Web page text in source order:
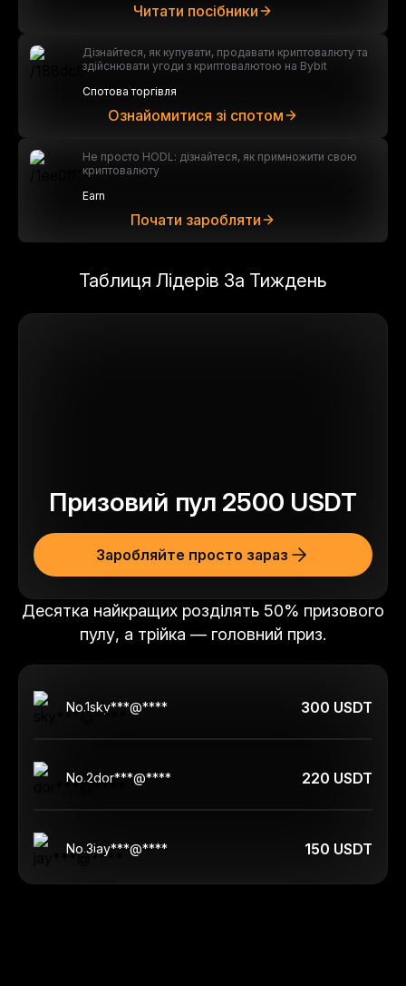
Читати посібники
Дізнайтеся, як купувати, продавати криптовалюту та
здійснювати угоди з криптовалютою на Bybit
Спотова торгівля
Ознайомитися зі спотом
Не просто HODL: дізнайтеся, як примножити свою
криптовалюту
Earn
Почати заробляти
Таблиця Лідерів За Тиждень
Десятка найкращих розділять 50% призового
пулу, а трійка — головний приз.
No.1sky***@**** 300 USDT
No.2dor***@**** 220 USDT
No.3jay***@**** 150 USDT
Призовий пул 2500 USDT
Заробляйте просто зараз